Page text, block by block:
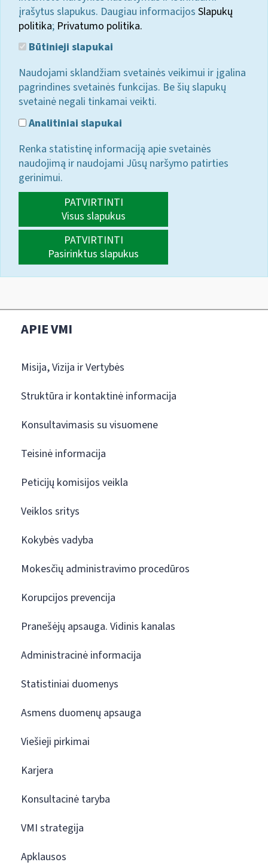
įrašytus slapukus. Daugiau informacijos Slapukų
politika; Privatumo politika.
Būtinieji slapukai
Naudojami sklandžiam svetainės veikimui ir įgalina
pagrindines svetainės funkcijas. Be šių slapukų
svetainė negali tinkamai veikti.
Analitiniai slapukai
Renka statistinę informaciją apie svetainės
naudojimą ir naudojami Jūsų naršymo patirties
gerinimui.
PATVIRTINTI
Visus slapukus
PATVIRTINTI
Pasirinktus slapukus
APIE VMI
Misija, Vizija ir Vertybės
Struktūra ir kontaktinė informacija
Konsultavimasis su visuomene
Teisinė informacija
Peticijų komisijos veikla
Veiklos sritys
Kokybės vadyba
Mokesčių administravimo procedūros
Korupcijos prevencija
Pranešėjų apsauga. Vidinis kanalas
Administracinė informacija
Statistiniai duomenys
Asmens duomenų apsauga
Viešieji pirkimai
Karjera
Konsultacinė taryba
VMI strategija
Apklausos